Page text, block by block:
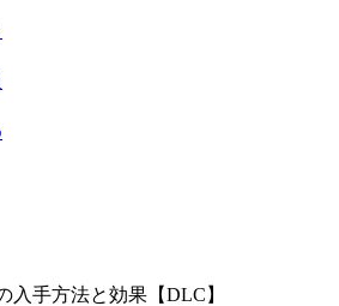
入手方法と効果【DLC】